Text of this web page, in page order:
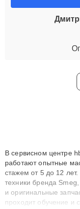
В сервисном центре
работают опытные
стажем от 5 до 12
техники бренда
и оригинальные
проходит обучение и